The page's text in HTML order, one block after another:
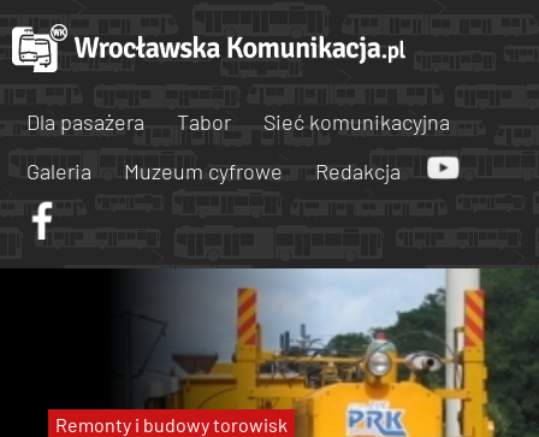
Dla pasażera Tabor
Sieć komunikacyjna
Galeria
Muzeum cyfrowe Redakcja
Remonty i budowy torowisk